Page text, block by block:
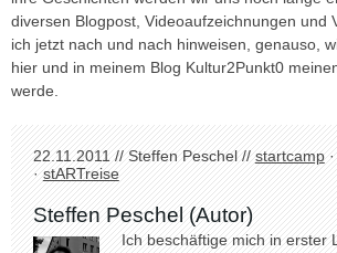
diversen Blogpost, Videoaufzeichnungen und
ich jetzt nach und nach hinweisen, genauso,
hier und in meinem Blog Kultur2Punkt0
werde.
22.11.2011 // Steffen Peschel //startcamp
·stARTreise
Steffen Peschel (Autor)
Ich beschäftige mich in erster